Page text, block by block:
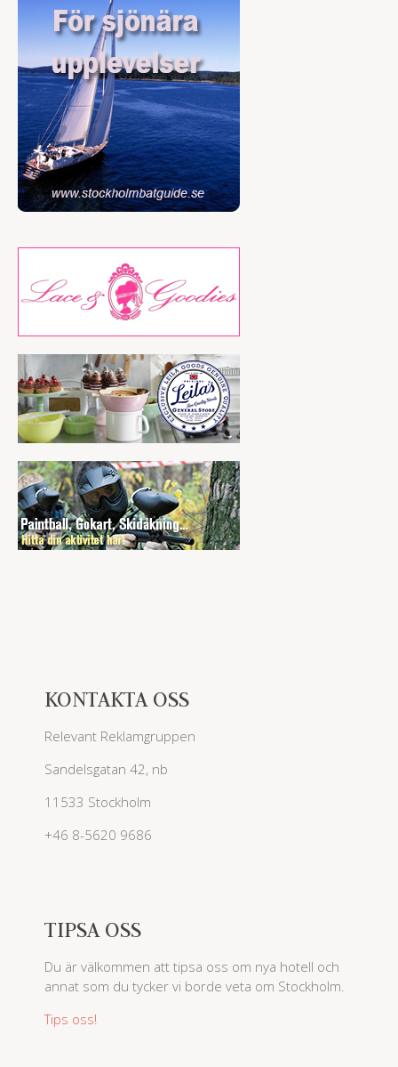
KONTAKTA OSS
Relevant Reklamgruppen
Sandelsgatan 42, nb
11533 Stockholm
+46 8-5620 9686
TIPSA OSS
Du är välkommen att tipsa oss om nya hotell och
annat som du tycker vi borde veta om Stockholm.
Tips oss!